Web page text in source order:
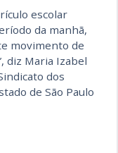
escolar
da manhã,
movimento de
diz Maria Izabel
dos
de São Paulo